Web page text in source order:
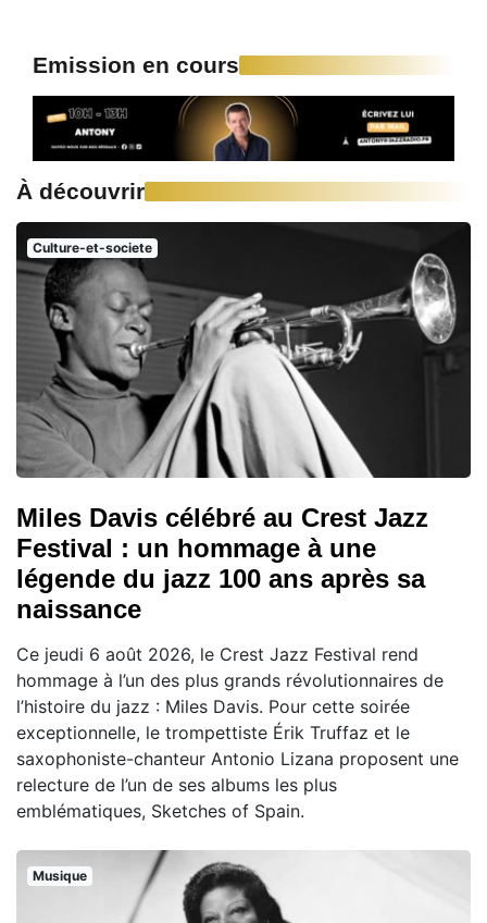
Emission en cours
À découvrir
Culture-et-societe
Miles Davis célébré au Crest Jazz
Festival : un hommage à une
légende du jazz 100 ans après sa
naissance
Ce jeudi 6 août 2026, le Crest Jazz Festival rend
hommage à l’un des plus grands révolutionnaires de
l’histoire du jazz : Miles Davis. Pour cette soirée
exceptionnelle, le trompettiste Érik Truffaz et le
saxophoniste-chanteur Antonio Lizana proposent une
relecture de l’un de ses albums les plus
emblématiques, Sketches of Spain.
Musique